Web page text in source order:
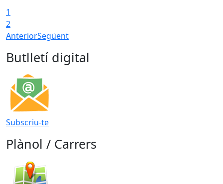
1
2
AnteriorSegüent
Butlletí digital
Subscriu-te
Plànol / Carrers